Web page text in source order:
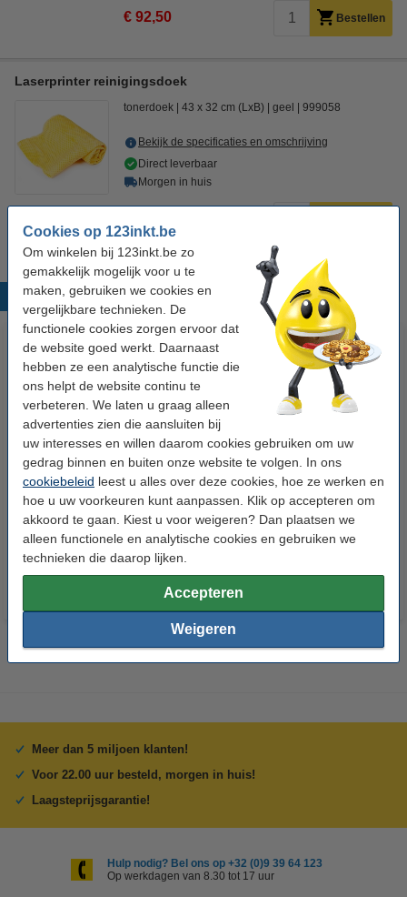
Cookies op 123inkt.be
Om winkelen bij 123inkt.be zo
gemakkelijk mogelijk voor u te
maken, gebruiken we cookies en
vergelijkbare technieken. De
functionele cookies zorgen ervoor dat
de website goed werkt. Daarnaast
hebben ze een analytische functie die
ons helpt de website continu te
verbeteren. We laten u graag alleen
advertenties zien die aansluiten bij
uw interesses en willen daarom cookies gebruiken om uw
gedrag binnen en buiten onze website te volgen. In ons
cookiebeleid leest u alles over deze cookies, hoe ze werken en
hoe u uw voorkeuren kunt aanpassen. Klik op accepteren om
akkoord te gaan. Kiest u voor weigeren? Dan plaatsen we
alleen functionele en analytische cookies en gebruiken we
technieken die daarop lijken.
Accepteren
Weigeren
€ 92,50 Bestellen
Laserprinter reinigingsdoek
tonerdoek 43 x 32 cm (LxB) geel 999058
Bekijk de specificaties en omschrijving
Direct leverbaar
Morgen in huis
Populaire producten
123inkt kopieerpapier 1 pak van
500 vellen A4 - 80 g/m²
€ 7,25 Incl. 21% btw
123inkt kopieerpapier 1 doos
van 2500 vellen A4 - 80 g/m²
€ 33,50 Incl. 21% btw
Meer dan 5 miljoen klanten!
Voor 22.00 uur besteld, morgen in huis!
Laagsteprijsgarantie!
Hulp nodig? Bel ons op +32 (0)9 39 64 123
Op werkdagen van 8.30 tot 17 uur